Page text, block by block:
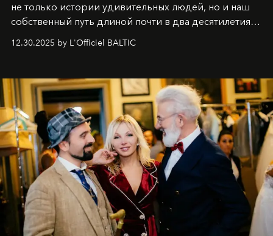
не только истории удивительных людей, но и наш
собственный путь длиной почти в два десятилетия.
души говорим спасибо каждому, кто был с нами все
самыми искренними пожеланиями и теплом, ваша
командаL’Officiel Baltic .
12.30.2025 by L'Officiel BALTIC